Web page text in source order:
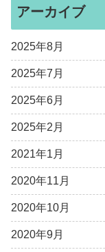
アーカイブ
2025年8月
2025年7月
2025年6月
2025年2月
2021年1月
2020年11月
2020年10月
2020年9月